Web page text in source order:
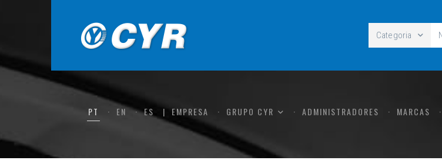
Categoria
PT EN ES EMPRESA GRUPO CYR ADMINISTRADORES MARCAS